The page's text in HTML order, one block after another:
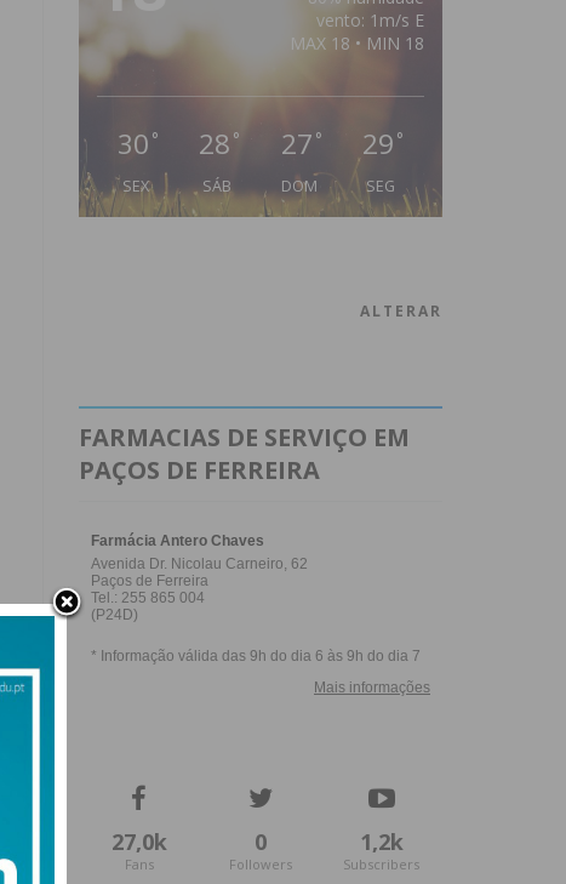
vento: 1m/s E
MAX 18 • MIN 18
30 °
SEX
28 °
SÁB
27 °
DOM
29 °
SEG
ALTERAR
FARMACIAS DE SERVIÇO EM
PAÇOS DE FERREIRA
27,0k
Fans
0
Followers
1,2k
Subscribers